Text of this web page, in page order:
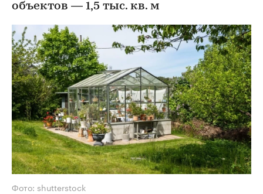
объектов — 1,5 тыс. кв. м
Фото: shutterstock